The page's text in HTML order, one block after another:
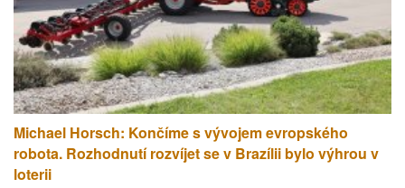
Michael Horsch: Končíme s vývojem evropského
robota. Rozhodnutí rozvíjet se v Brazílii bylo výhrou v
loterii